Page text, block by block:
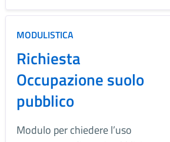
MODULISTICA
Richiesta
Occupazione suolo
pubblico
Modulo per chiedere l’uso